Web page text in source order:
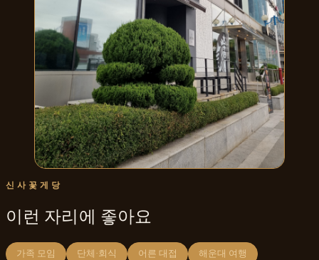
신사꽃게당
이런 자리에 좋아요
가족 모임 단체·회식 어른 대접 해운대 여행